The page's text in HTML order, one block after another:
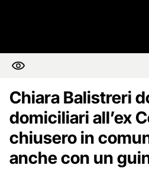
Chiara Balistreri
domiciliari all’ex
chiusero in
anche con un